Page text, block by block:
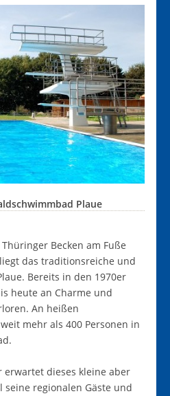
Plaue
Becken am Fuße
das traditionsreiche und
Bereits in den 1970er
heute an Charme und
An heißen
mehr als 400 Personen in
erwartet dieses kleine aber
regionalen Gäste und